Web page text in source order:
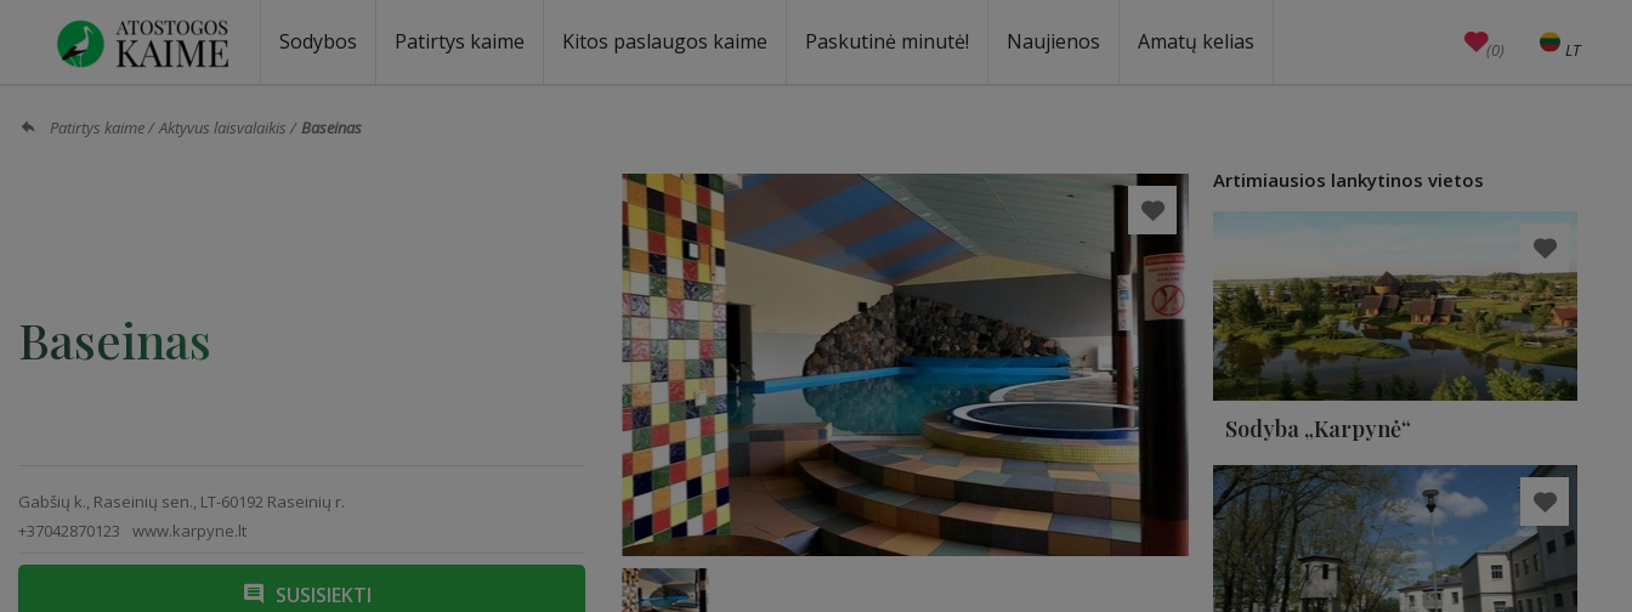
Sodybos Patirtys kaime Kitos paslaugos kaime Paskutinė minutė! Naujienos Amatų kelias (0) LT
EN
Patirtys kaime Aktyvus laisvalaikis Baseinas
Baseinas
Gabšių k., Raseinių sen., LT-60192 Raseinių r.
+37042870123
www.karpyne.lt
SUSISIEKTI
Artimiausios lankytinos vietos
Sodyba „Karpynė“